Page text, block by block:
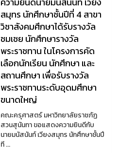
สมุทร นักศึกษาชั้นปีที่ 4 สาขา
วิชาสังคมศึกษาได้รับรางวัล
ชมเชย นักศึกษารางวัล
พระราชทาน ในโครงการคัด
เลือกนักเรียน นักศึกษา และ
สถานศึกษา เพื่อรับรางวัล
พระราชทานระดับอุดมศึกษา
ขนาดใหญ่
คณะครุศาสตร์ มหาวิทยาลัยราชภัฏ
สวนสุนันทา ขอแสดงความยินดีกับ
นายมนัสนันท์ เวียงสมุทร นักศึกษาชั้นปี
ที ...